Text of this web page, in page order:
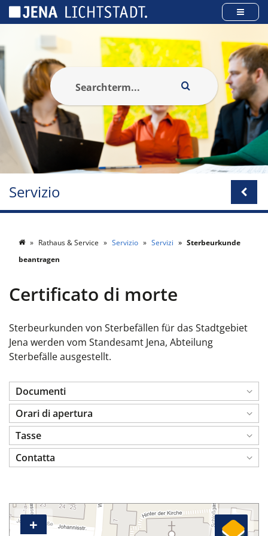
Servizio
Rathaus & Service Servizio Servizi
Sterbeurkunde
beantragen
Certificato di morte
Sterbeurkunden von Sterbefällen für das Stadtgebiet
Jena werden vom Standesamt Jena, Abteilung
Sterbefälle ausgestellt.
Documenti
Orari di apertura
Tasse
Contatta
+
Pannello di gestione dei cookies